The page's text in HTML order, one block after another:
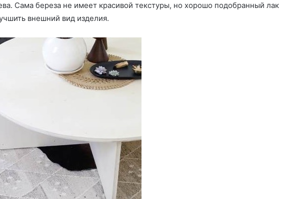
Сама береза не имеет красивой текстуры, но хорошо подобранный лак
внешний вид изделия.